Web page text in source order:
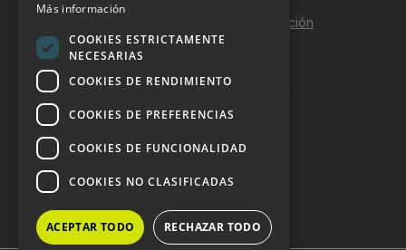
Política de calidad y seguridad de la información
Contacto
DOSSIER Y CONTRATACIÓN
Dossier 2026 (ES)
Dossier 2026 (EN)
Más información
COOKIES ESTRICTAMENTE
NECESARIAS
COOKIES DE RENDIMIENTO
COOKIES DE PREFERENCIAS
COOKIES DE FUNCIONALIDAD
COOKIES NO CLASIFICADAS
ACEPTAR TODO RECHAZAR TODO